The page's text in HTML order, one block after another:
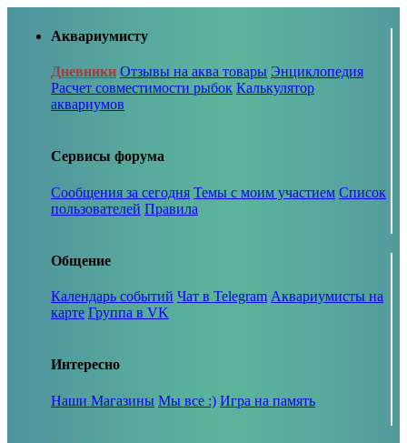
Аквариумисту
Дневники Отзывы на аква товары Энциклопедия
Расчет совместимости рыбок Калькулятор
аквариумов
Сервисы форума
Сообщения за сегодня Темы с моим участием Список
пользователей Правила
Общение
Календарь событий Чат в Telegram Аквариумисты на
карте Группа в VK
Интересно
Наши Магазины Мы все :) Игра на память